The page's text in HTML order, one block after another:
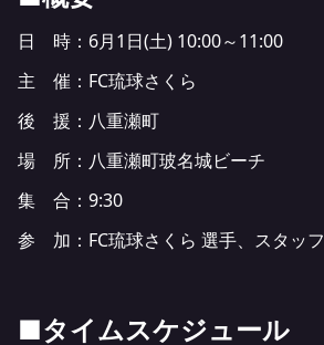
日 時：6月1日(土) 10:00～11:00
主 催：FC琉球さくら
後 援：八重瀬町
場 所：八重瀬町玻名城ビーチ
集 合：9:30
参 加：FC琉球さくら 選手、スタッフ
■タイムスケジュール